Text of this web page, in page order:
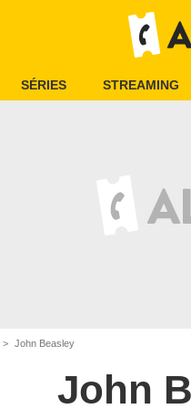
SÉRIES STREAMING
John Beasley
John